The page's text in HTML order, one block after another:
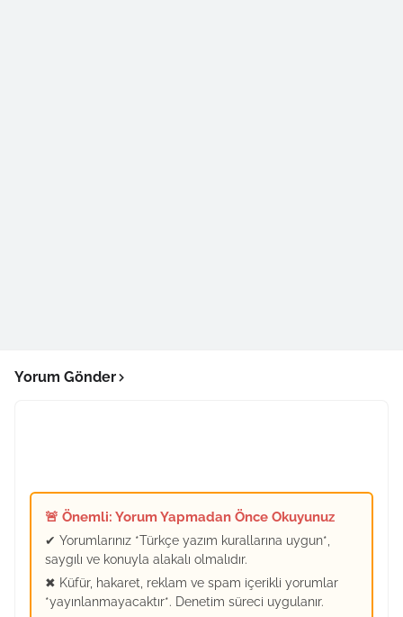
Yorum Gönder
🚨 Önemli: Yorum Yapmadan Önce Okuyunuz
✔ Yorumlarınız *Türkçe yazım kurallarına uygun*,
saygılı ve konuyla alakalı olmalıdır.
✖ Küfür, hakaret, reklam ve spam içerikli yorumlar
*yayınlanmayacaktır*. Denetim süreci uygulanır.